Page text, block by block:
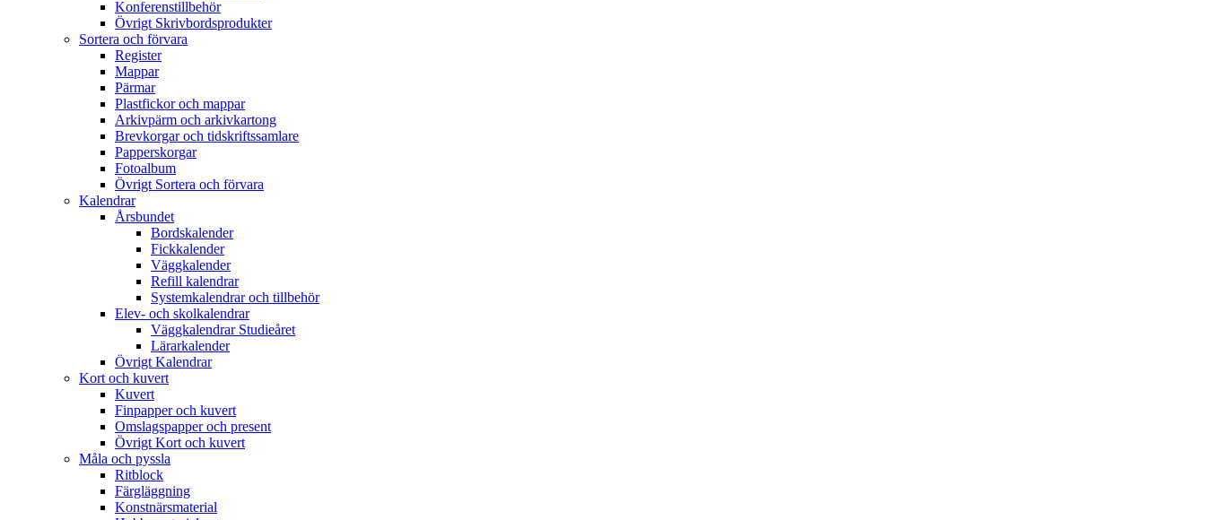
Konferenstillbehör
Övrigt Skrivbordsprodukter
Sortera och förvara
Register
Mappar
Pärmar
Plastfickor och mappar
Arkivpärm och arkivkartong
Brevkorgar och tidskriftssamlare
Papperskorgar
Fotoalbum
Övrigt Sortera och förvara
Kalendrar
Årsbundet
Bordskalender
Fickkalender
Väggkalender
Refill kalendrar
Systemkalendrar och tillbehör
Elev- och skolkalendrar
Väggkalendrar Studieåret
Lärarkalender
Övrigt Kalendrar
Kort och kuvert
Kuvert
Finpapper och kuvert
Omslagspapper och present
Övrigt Kort och kuvert
Måla och pyssla
Ritblock
Färgläggning
Konstnärsmaterial